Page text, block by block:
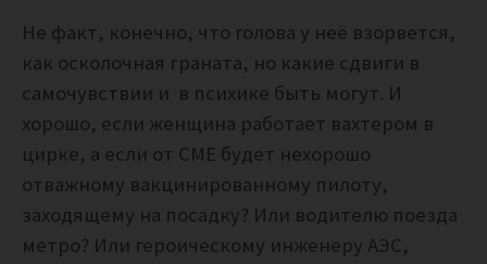
Не факт, конечно, что голова у неё взорвется,
как осколочная граната, но какие сдвиги в
самочувствии и в психике быть могут. И
хорошо, если женщина работает вахтером в
цирке, а если от CME будет нехорошо
отважному вакцинированному пилоту,
заходящему на посадку? Или водителю поезда
метро? Или героическому инженеру АЭС,